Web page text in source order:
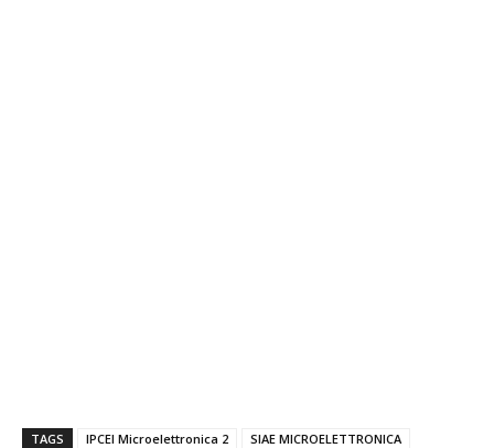
TAGS IPCEI Microelettronica 2 SIAE MICROELETTRONICA